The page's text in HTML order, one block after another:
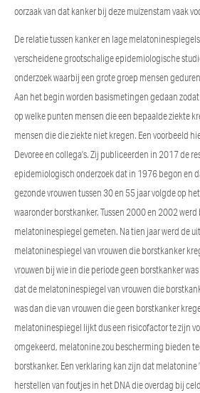
oorzaak van dat kanker bij deze muizenstam vaak
De relatie tussen kanker en lage
verscheidene grootschalige epidemiologische
onderzoek waarbij een grote groep mensen
Aan het begin worden basismetingen gedaan
op welke punten mensen die een bepaalde ziekte
mensen die die ziekte niet kregen. Een voorbeeld
Devoree en collega’s. Zij publiceerden in 2017 de
epidemiologisch onderzoek dat in 1976 begon en
gezonde vrouwen tussen 30 en 55 jaar volgde op
waaronder borstkanker. Tussen 2000 en 2002
melatoninespiegel gemeten. Na tien jaar werd de
melatoninespiegel van vrouwen die borstkanker
vrouwen bij wie in die periode geen borstkanker
dat de melatoninespiegel van vrouwen die
was dan die van vrouwen die geen borstkanker
melatoninespiegel lijkt dus een risicofactor te zijn
omgekeerd, melatonine zou bescherming bieden
borstkanker. Een verklaring kan zijn dat melatonine
herstellen van foutjes in het DNA die overdag bij